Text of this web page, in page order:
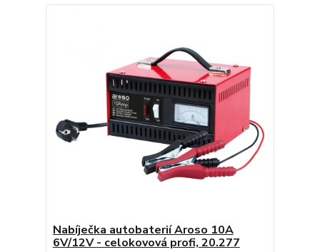
Nabíječka autobaterií Aroso 10A
6V/12V - celokovová profi, 20.277